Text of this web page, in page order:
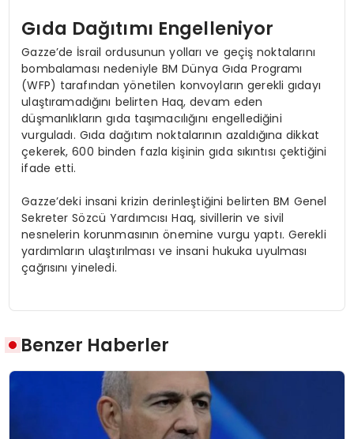
Gıda Dağıtımı Engelleniyor
Gazze’de İsrail ordusunun yolları ve geçiş noktalarını
bombalaması nedeniyle BM Dünya Gıda Programı
(WFP) tarafından yönetilen konvoyların gerekli gıdayı
ulaştıramadığını belirten Haq, devam eden
düşmanlıkların gıda taşımacılığını engellediğini
vurguladı. Gıda dağıtım noktalarının azaldığına dikkat
çekerek, 600 binden fazla kişinin gıda sıkıntısı çektiğini
ifade etti.
Gazze’deki insani krizin derinleştiğini belirten BM Genel
Sekreter Sözcü Yardımcısı Haq, sivillerin ve sivil
nesnelerin korunmasının önemine vurgu yaptı. Gerekli
yardımların ulaştırılması ve insani hukuka uyulması
çağrısını yineledi.
Benzer Haberler